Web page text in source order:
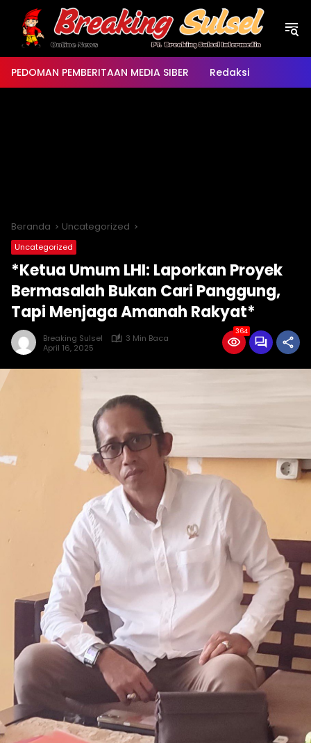
Langsung
konten
PEDOMAN PEMBERITAAN MEDIA SIBER Redaksi
Beranda Uncategorized
Uncategorized
*Ketua Umum LHI: Laporkan Proyek
Bermasalah Bukan Cari Panggung,
Tapi Menjaga Amanah Rakyat*
Breaking Sulsel
3 Min Baca
April 16, 2025
364